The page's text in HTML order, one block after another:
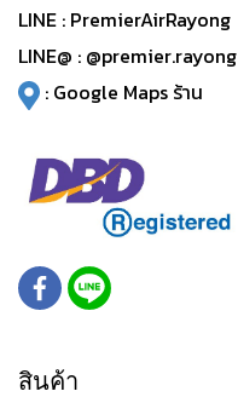
LINE : PremierAirRayong
LINE@ : @premier.rayong
: Google Maps ร้าน
สินค้า